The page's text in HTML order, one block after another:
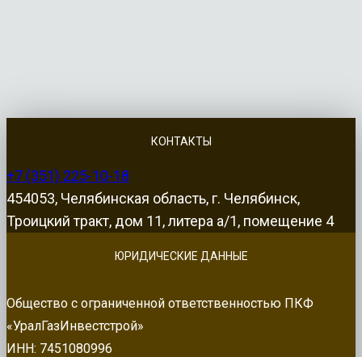
КОНТАКТЫ
+7 (351) 225-10-18
454053, Челябинская область, г. Челябинск,
Троицкий тракт, дом 11, литера а/1, помещение 4
ЮРИДИЧЕСКИЕ ДАННЫЕ
Общество с ограниченной ответственностью ПКФ
«УралГазИнвестстрой»
ИНН: 7451080996